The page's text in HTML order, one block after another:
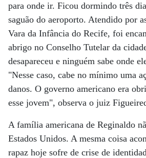
para onde ir. Ficou dormindo três
saguão do aeroporto. Atendido por
Vara da Infância do Recife, foi
abrigo no Conselho Tutelar da
desapareceu e ninguém sabe onde
"Nesse caso, cabe no mínimo uma
danos. O governo americano era
esse jovem", observa o juiz
A família americana de Reginaldo
Estados Unidos. A mesma coisa
rapaz hoje sofre de crise de